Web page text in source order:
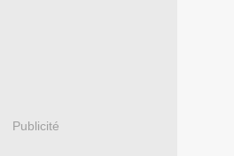
Publicité